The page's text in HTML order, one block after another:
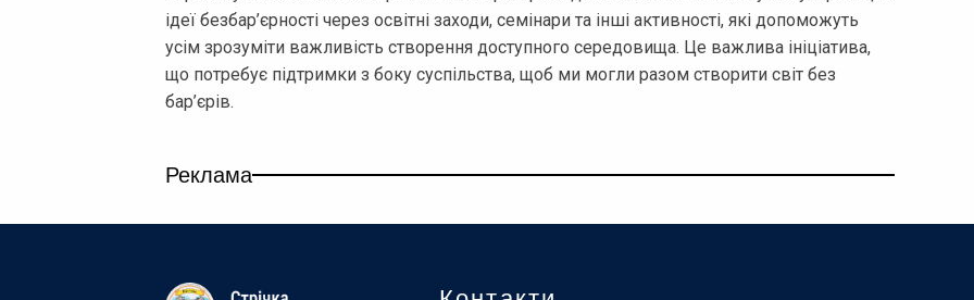
ідеї безбар’єрності через освітні заходи, семінари та інші активності, які допоможуть
усім зрозуміти важливість створення доступного середовища. Це важлива ініціатива,
що потребує підтримки з боку суспільства, щоб ми могли разом створити світ без
бар’єрів.
Реклама